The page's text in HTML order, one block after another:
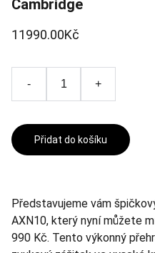
Cambridge
11990.00Kč
- +
Přidat do košíku
Představujeme vám
AXN10, který nyní můžete
990 Kč. Tento výkonný